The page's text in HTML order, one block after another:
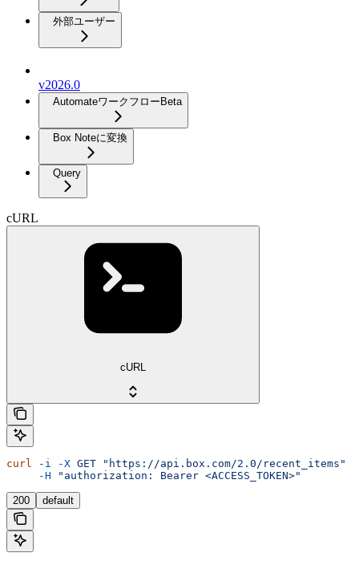
外部ユーザー
v2026.0
Automateワークフロー Beta
Box Noteに変換
Query
cURL
cURL
curl -i -X GET "https://api.box.com/2.0/recent_items"
     -H
"authorization: Bearer <ACCESS_TOKEN>"
200 default